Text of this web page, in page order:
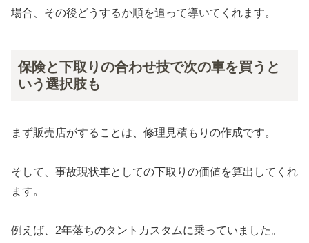
場合、その後どうするか順を追って導いてくれます。
保険と下取りの合わせ技で次の車を買うと
いう選択肢も
まず販売店がすることは、修理見積もりの作成です。
そして、事故現状車としての下取りの価値を算出してくれ
ます。
例えば、2年落ちのタントカスタムに乗っていました。